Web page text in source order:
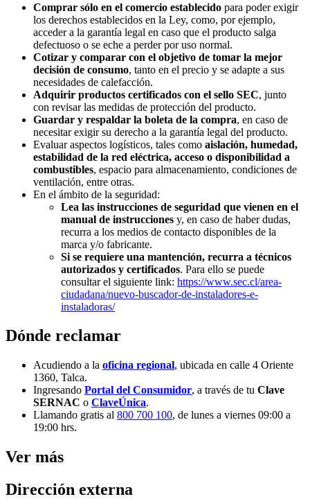
Comprar sólo en el comercio establecido para poder exigir
los derechos establecidos en la Ley, como, por ejemplo,
acceder a la garantía legal en caso que el producto salga
defectuoso o se eche a perder por uso normal.
Cotizar y comparar con el objetivo de tomar la mejor
decisión de consumo, tanto en el precio y se adapte a sus
necesidades de calefacción.
Adquirir productos certificados con el sello SEC, junto
con revisar las medidas de protección del producto.
Guardar y respaldar la boleta de la compra, en caso de
necesitar exigir su derecho a la garantía legal del producto.
Evaluar aspectos logísticos, tales como aislación, humedad,
estabilidad de la red eléctrica, acceso o disponibilidad a
combustibles, espacio para almacenamiento, condiciones de
ventilación, entre otras.
En el ámbito de la seguridad:
Lea las instrucciones de seguridad que vienen en el
manual de instrucciones y, en caso de haber dudas,
recurra a los medios de contacto disponibles de la
marca y/o fabricante.
Si se requiere una mantención, recurra a técnicos
autorizados y certificados. Para ello se puede
consultar el siguiente link: https://www.sec.cl/area-
ciudadana/nuevo-buscador-de-instaladores-e-
instaladoras/
Dónde reclamar
Acudiendo a la oficina regional, ubicada en calle 4 Oriente
1360, Talca.
Ingresando Portal del Consumidor, a través de tu Clave
SERNAC o ClaveÚnica.
Llamando gratis al 800 700 100, de lunes a viernes 09:00 a
19:00 hrs.
Ver más
Dirección externa